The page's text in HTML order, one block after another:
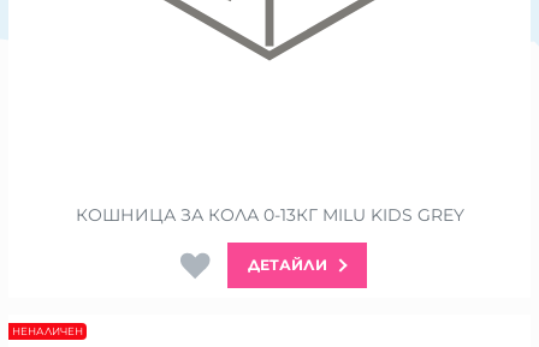
КОШНИЦА ЗА КОЛА 0-13КГ MILU KIDS GREY
ДЕТАЙЛИ
НЕНАЛИЧЕН